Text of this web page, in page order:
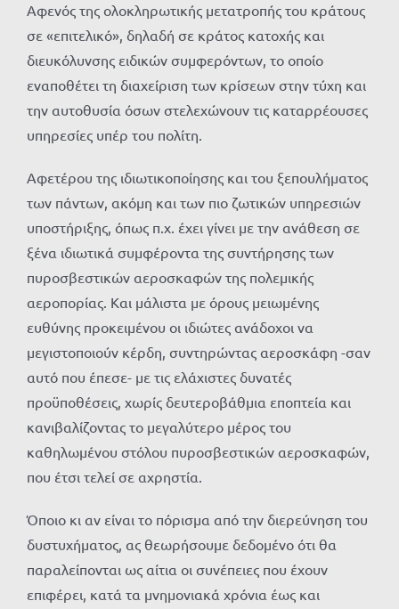
Αφενός της ολοκληρωτικής μετατροπής του κράτους
σε «επιτελικό», δηλαδή σε κράτος κατοχής και
διευκόλυνσης ειδικών συμφερόντων, το οποίο
εναποθέτει τη διαχείριση των κρίσεων στην τύχη και
την αυτοθυσία όσων στελεχώνουν τις καταρρέουσες
υπηρεσίες υπέρ του πολίτη.
Αφετέρου της ιδιωτικοποίησης και του ξεπουλήματος
των πάντων, ακόμη και των πιο ζωτικών υπηρεσιών
υποστήριξης, όπως π.χ. έχει γίνει με την ανάθεση σε
ξένα ιδιωτικά συμφέροντα της συντήρησης των
πυροσβεστικών αεροσκαφών της πολεμικής
αεροπορίας. Και μάλιστα με όρους μειωμένης
ευθύνης προκειμένου οι ιδιώτες ανάδοχοι να
μεγιστοποιούν κέρδη, συντηρώντας αεροσκάφη -σαν
αυτό που έπεσε- με τις ελάχιστες δυνατές
προϋποθέσεις, χωρίς δευτεροβάθμια εποπτεία και
κανιβαλίζοντας το μεγαλύτερο μέρος του
καθηλωμένου στόλου πυροσβεστικών αεροσκαφών,
που έτσι τελεί σε αχρηστία.
Όποιο κι αν είναι το πόρισμα από την διερεύνηση του
δυστυχήματος, ας θεωρήσουμε δεδομένο ότι θα
παραλείπονται ως αίτια οι συνέπειες που έχουν
επιφέρει, κατά τα μνημονιακά χρόνια έως και